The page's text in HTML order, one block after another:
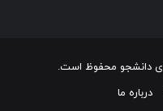
درباره ما